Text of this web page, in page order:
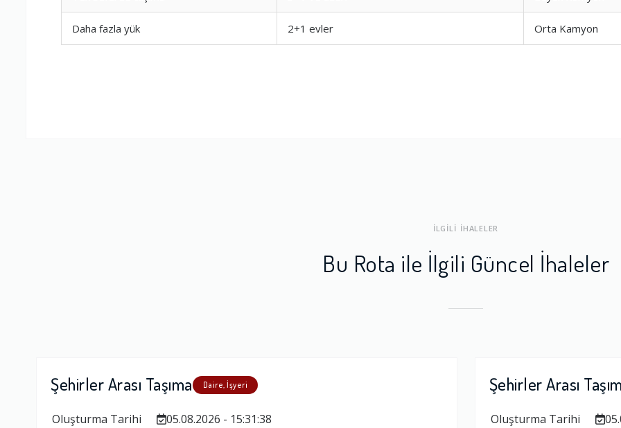
Daha fazla yük 2+1 evler Orta Kamyon
İLGİLİ İHALELER
Bu Rota ile İlgili Güncel İhaleler
Şehirler Arası Taşıma Daire, İşyeri
Oluşturma Tarihi
05.08.2026 - 15:31:38
Şehirler Arası
Oluşturma Tarihi
Fiyatlandırma Dengesi